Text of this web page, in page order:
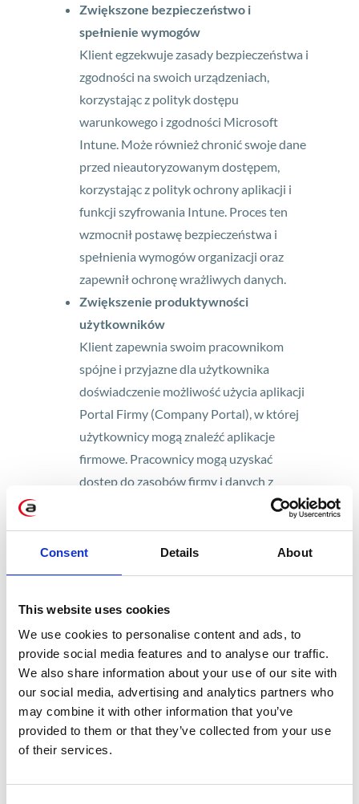
Consent Details About
This website uses cookies
We use cookies to personalise content and ads, to
provide social media features and to analyse our traffic.
We also share information about your use of our site with
our social media, advertising and analytics partners who
may combine it with other information that you’ve
provided to them or that they’ve collected from your use
of their services.
Zwiększone bezpieczeństwo i
spełnienie wymogów
Klient egzekwuje zasady bezpieczeństwa i
zgodności na swoich urządzeniach,
korzystając z polityk dostępu
warunkowego i zgodności Microsoft
Intune. Może również chronić swoje dane
przed nieautoryzowanym dostępem,
korzystając z polityk ochrony aplikacji i
funkcji szyfrowania Intune. Proces ten
wzmocnił postawę bezpieczeństwa i
spełnienia wymogów organizacji oraz
zapewnił ochronę wrażliwych danych.
Zwiększenie produktywności
użytkowników
Klient zapewnia swoim pracownikom
spójne i przyjazne dla użytkownika
doświadczenie możliwość użycia aplikacji
Portal Firmy (Company Portal), w której
użytkownicy mogą znaleźć aplikacje
firmowe. Pracownicy mogą uzyskać
dostęp do zasobów firmy i danych z
dowolnego urządzenia, korzystając z
zwiększył produktywność i współpracę, a
Microsoft Intune – realizacja